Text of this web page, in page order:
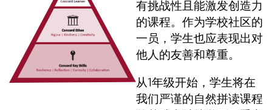
有挑战性且能激发创造力
的课程。作为学校社区的
一员，学生也应表现出对
他人的友善和尊重。
从1年级开始，学生将在
我们严谨的自然拼读课程